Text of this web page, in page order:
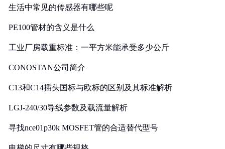
生活中常见的传感器有哪些呢
PE100管材的含义是什么
工业厂房载重标准：一平方米能承受多少公斤
CONOSTAN公司简介
C13和C14插头国标与欧标的区别及其标准解析
LGJ-240/30导线参数及载流量解析
寻找nce01p30k MOSFET管的合适替代型号